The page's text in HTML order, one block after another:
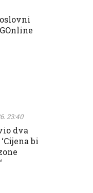
23:40
dva
bi